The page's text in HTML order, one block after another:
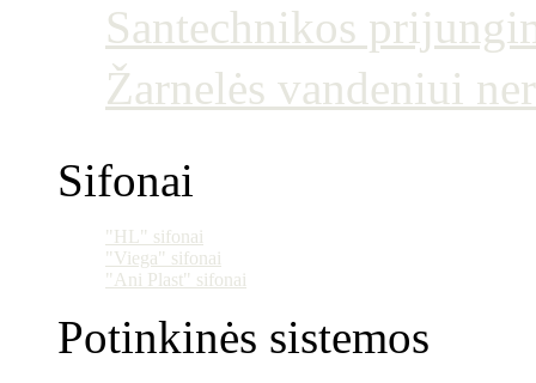
Santechnikos
Žarnelės vandeniui
Sifonai
"HL" sifonai
"Viega" sifonai
"Ani Plast" sifonai
Potinkinės sistemos